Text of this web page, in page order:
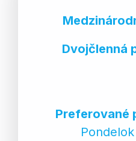
Dvojčlenná
Preferované